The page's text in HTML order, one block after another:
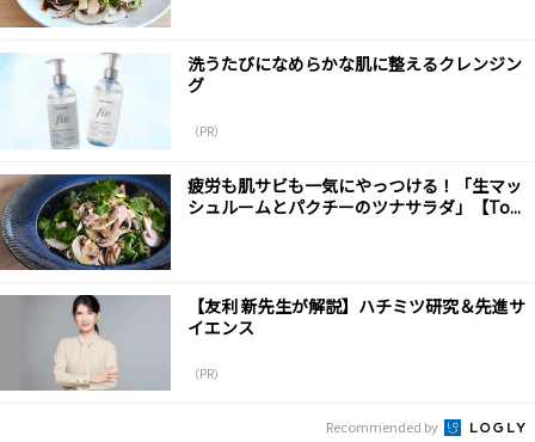
洗うたびになめらかな肌に整えるクレンジン
グ
（PR）
疲労も肌サビも一気にやっつける！「生マッ
シュルームとパクチーのツナサラダ」【To...
【友利 新先生が解説】ハチミツ研究＆先進サ
イエンス
（PR）
Recommended by